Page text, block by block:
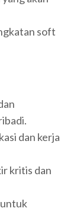
soft
dan kerja
kritis dan